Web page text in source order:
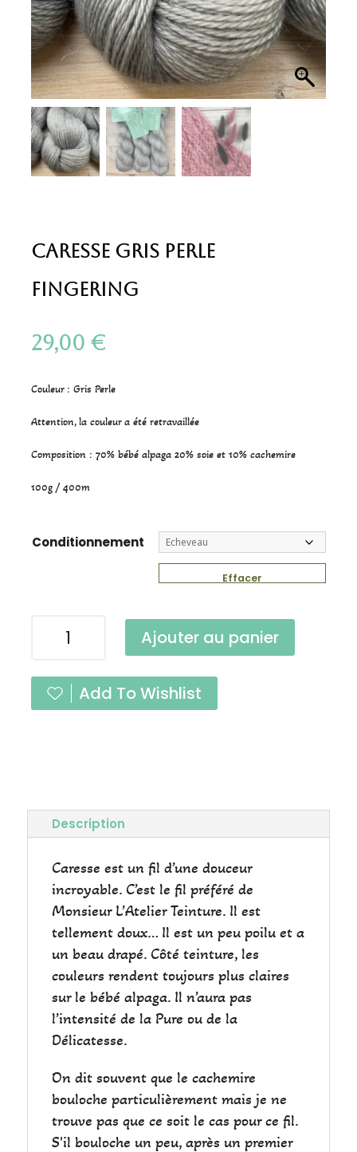
Caresse Gris Perle
Fingering
29,00 €
Couleur : Gris Perle
Attention, la couleur a été retravaillée
Composition : 70% bébé alpaga 20% soie et 10% cachemire
100g / 400m
Conditionnement
Effacer
Gris
Perle
Ajouter au panier
Add To Wishlist
Description
Caresse est un fil d’une douceur
incroyable. C’est le fil préféré de
Monsieur L’Atelier Teinture. Il est
tellement doux… Il est un peu poilu et a
un beau drapé. Côté teinture, les
couleurs rendent toujours plus claires
sur le bébé alpaga. Il n’aura pas
l’intensité de la Pure ou de la
Délicatesse.
On dit souvent que le cachemire
bouloche particulièrement mais je ne
trouve pas que ce soit le cas pour ce fil.
S'il bouloche un peu, après un premier